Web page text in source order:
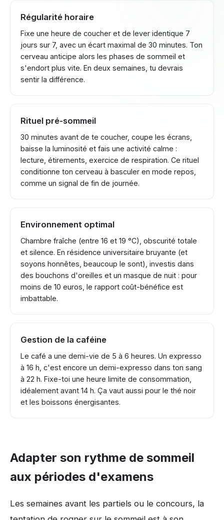
Régularité horaire
Fixe une heure de coucher et de lever identique 7
jours sur 7, avec un écart maximal de 30 minutes. Ton
cerveau anticipe alors les phases de sommeil et
s'endort plus vite. En deux semaines, tu devrais
sentir la différence.
Rituel pré-sommeil
30 minutes avant de te coucher, coupe les écrans,
baisse la luminosité et fais une activité calme :
lecture, étirements, exercice de respiration. Ce rituel
conditionne ton cerveau à basculer en mode repos,
comme un signal de fin de journée.
Environnement optimal
Chambre fraîche (entre 16 et 19 °C), obscurité totale
et silence. En résidence universitaire bruyante (et
soyons honnêtes, beaucoup le sont), investis dans
des bouchons d'oreilles et un masque de nuit : pour
moins de 10 euros, le rapport coût-bénéfice est
imbattable.
Gestion de la caféine
Le café a une demi-vie de 5 à 6 heures. Un expresso
à 16 h, c'est encore un demi-expresso dans ton sang
à 22 h. Fixe-toi une heure limite de consommation,
idéalement avant 14 h. Ça vaut aussi pour le thé noir
et les boissons énergisantes.
Adapter son rythme de sommeil
aux périodes d'examens
Les semaines avant les partiels ou le concours, la